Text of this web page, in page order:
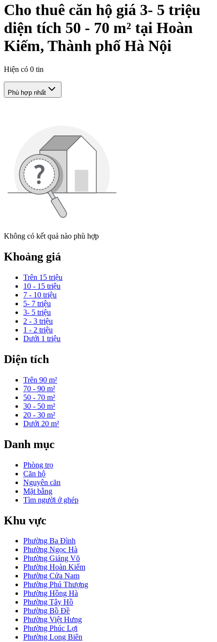
Cho thuê căn hộ giá 3- 5 triệu
diện tích 50 - 70 m² tại Hoàn
Kiếm, Thành phố Hà Nội
Hiện có 0 tin
Phù hợp nhất
Không có kết quả nào phù hợp
Khoảng giá
Trên 15 triệu
10 - 15 triệu
7 - 10 triệu
5- 7 triệu
3- 5 triệu
2 - 3 triệu
1 - 2 triệu
Dưới 1 triệu
Diện tích
Trên 90 m²
70 - 90 m²
50 - 70 m²
30 - 50 m²
20 - 30 m²
Dưới 20 m²
Danh mục
Phòng trọ
Căn hộ
Nguyên căn
Mặt bằng
Tìm người ở ghép
Khu vực
Phường Ba Đình
Phường Ngọc Hà
Phường Giảng Võ
Phường Hoàn Kiếm
Phường Cửa Nam
Phường Phú Thượng
Phường Hồng Hà
Phường Tây Hồ
Phường Bồ Đề
Phường Việt Hưng
Phường Phúc Lợi
Phường Long Biên